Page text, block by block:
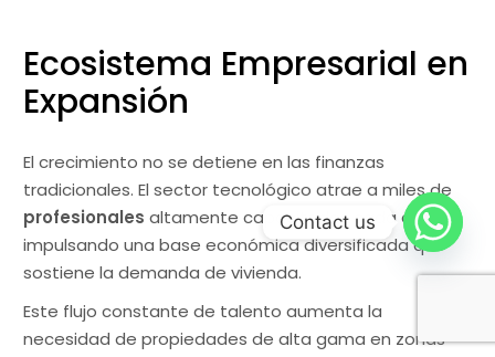
Ecosistema Empresarial en
Expansión
El crecimiento no se detiene en las finanzas
tradicionales. El sector tecnológico atrae a miles de
profesionales altamente capacitados cada año,
impulsando una base económica diversificada que
sostiene la demanda de vivienda.
Este flujo constante de talento aumenta la
necesidad de propiedades de alta gama en zonas
Contact us